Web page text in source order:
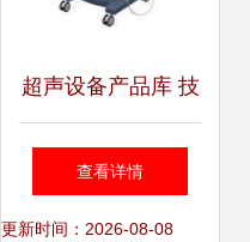
超声设备产品库 技
术演进与应用全览
查看详情
更新时间：2026-08-08